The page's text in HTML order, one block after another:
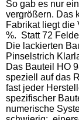
So gab es nur
vergrößern. Das
Fabrikat liegt die
%. Statt 72
Die lackierten
Pinselstrich
Das Bauteil HO
speziell auf das
fast jeder
spezifischer
numerische